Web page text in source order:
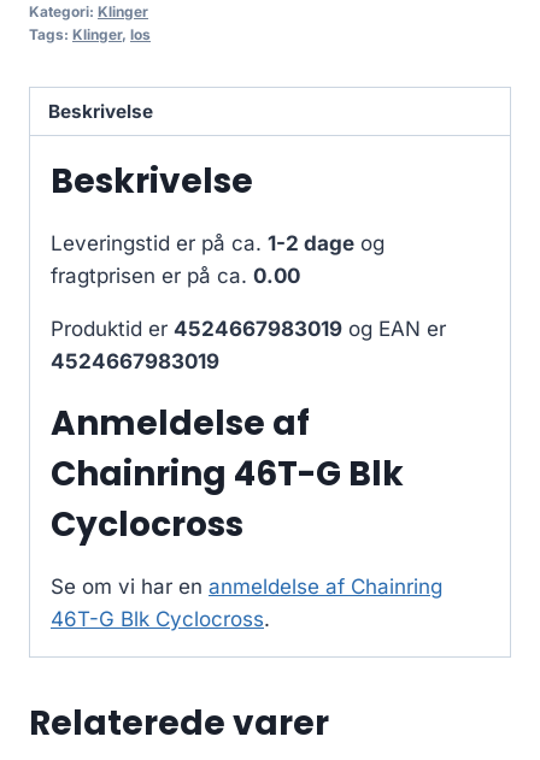
Kategori: Klinger
Tags: Klinger, los
Beskrivelse
Beskrivelse
Leveringstid er på ca. 1-2 dage og
fragtprisen er på ca. 0.00
Produktid er 4524667983019 og EAN er
4524667983019
Anmeldelse af
Chainring 46T-G Blk
Cyclocross
Se om vi har en anmeldelse af Chainring
46T-G Blk Cyclocross.
Relaterede varer